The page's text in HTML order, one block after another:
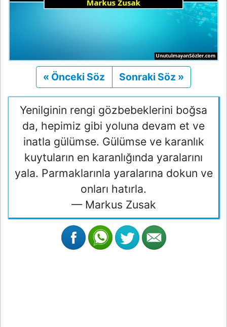
« Önceki Söz Önceki
Sonraki Söz »
Yenilginin rengi gözbebeklerini boğsa
da, hepimiz gibi yoluna devam et ve
inatla gülümse. Gülümse ve karanlık
kuytuların en karanlığında yaralarını
yala. Parmaklarınla yaralarına dokun ve
onları hatırla.
— Markus Zusak